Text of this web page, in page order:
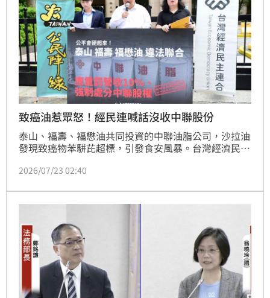
致癌油惹眾怒！經民連喊話沒收中聯股份
泰山、福壽、福懋油共同投資的中聯油脂公司，沙拉油
發現致癌物苯駢芘超標，引發食安風暴。台灣經濟民主
要求公平會依法調查處分。經民連建議檢察官依刑法第
油脂股份，並呼籲檢察官、證期局與證交所，應調查泰
山、福壽、福懋、南僑有無涉嫌內線交易。
2026/07/23 02:40